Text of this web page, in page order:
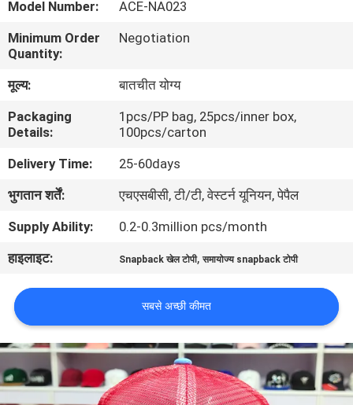
में
कारखाना
भ्रमण
गुणवत्ता
नियंत्रण
संपर्क
करें
समाचार
मामलों
Model Number:
ACE-NA023
Minimum Order
Quantity:
Negotiation
मूल्य:
बातचीत योग्य
Packaging
Details:
1pcs/PP bag, 25pcs/inner box,
100pcs/carton
Delivery Time:
25-60days
भुगतान शर्तें:
एचएसबीसी, टी/टी, वेस्टर्न यूनियन, पेपैल
Supply Ability:
0.2-0.3million pcs/month
हाइलाइट:
Snapback खेल टोपी,समायोज्य snapback टोपी
सबसे अच्छी कीमत